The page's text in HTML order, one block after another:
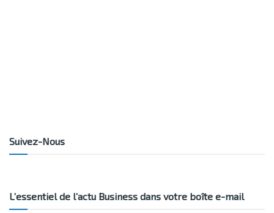
Suivez-Nous
L’essentiel de l’actu Business dans votre boîte e-mail